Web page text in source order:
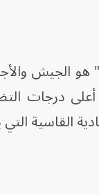
الجيش
أعلى درجات
القاسية التي